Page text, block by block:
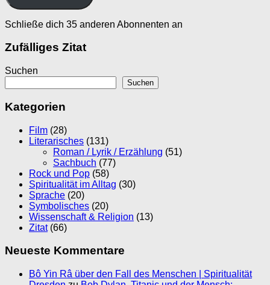
Schließe dich 35 anderen Abonnenten an
Zufälliges Zitat
Suchen
Suchen
Kategorien
Film (28)
Literarisches (131)
Roman / Lyrik / Erzählung (51)
Sachbuch (77)
Rock und Pop (58)
Spiritualität im Alltag (30)
Sprache (20)
Symbolisches (20)
Wissenschaft & Religion (13)
Zitat(66)
Neueste Kommentare
Bô Yin Râ über den Fall des Menschen | Spiritualität